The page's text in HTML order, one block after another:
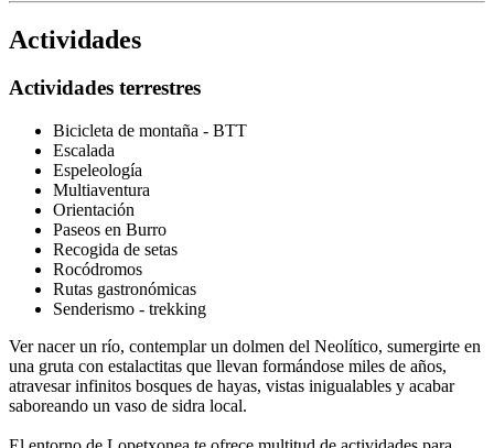
Actividades
Actividades terrestres
Bicicleta de montaña - BTT
Escalada
Espeleología
Multiaventura
Orientación
Paseos en Burro
Recogida de setas
Rocódromos
Rutas gastronómicas
Senderismo - trekking
Ver nacer un río, contemplar un dolmen del Neolítico, sumergirte en
una gruta con estalactitas que llevan formándose miles de años,
atravesar infinitos bosques de hayas, vistas inigualables y acabar
saboreando un vaso de sidra local.